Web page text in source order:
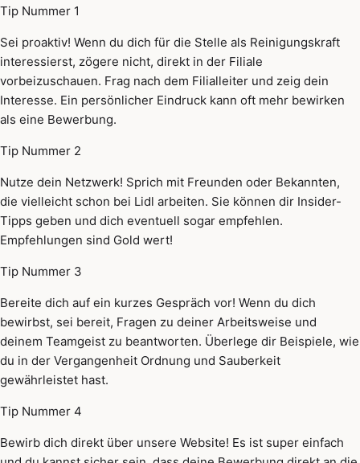
Tip Nummer 1
Sei proaktiv! Wenn du dich für die Stelle als Reinigungskraft
interessierst, zögere nicht, direkt in der Filiale
vorbeizuschauen. Frag nach dem Filialleiter und zeig dein
Interesse. Ein persönlicher Eindruck kann oft mehr bewirken
als eine Bewerbung.
Tip Nummer 2
Nutze dein Netzwerk! Sprich mit Freunden oder Bekannten,
die vielleicht schon bei Lidl arbeiten. Sie können dir Insider-
Tipps geben und dich eventuell sogar empfehlen.
Empfehlungen sind Gold wert!
Tip Nummer 3
Bereite dich auf ein kurzes Gespräch vor! Wenn du dich
bewirbst, sei bereit, Fragen zu deiner Arbeitsweise und
deinem Teamgeist zu beantworten. Überlege dir Beispiele, wie
du in der Vergangenheit Ordnung und Sauberkeit
gewährleistet hast.
Tip Nummer 4
Bewirb dich direkt über unsere Website! Es ist super einfach